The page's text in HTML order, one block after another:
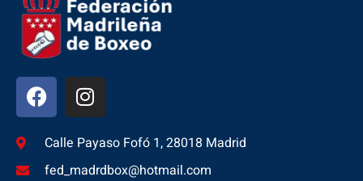
Calle Payaso Fofó 1, 28018 Madrid
fed_madrdbox@hotmail.com